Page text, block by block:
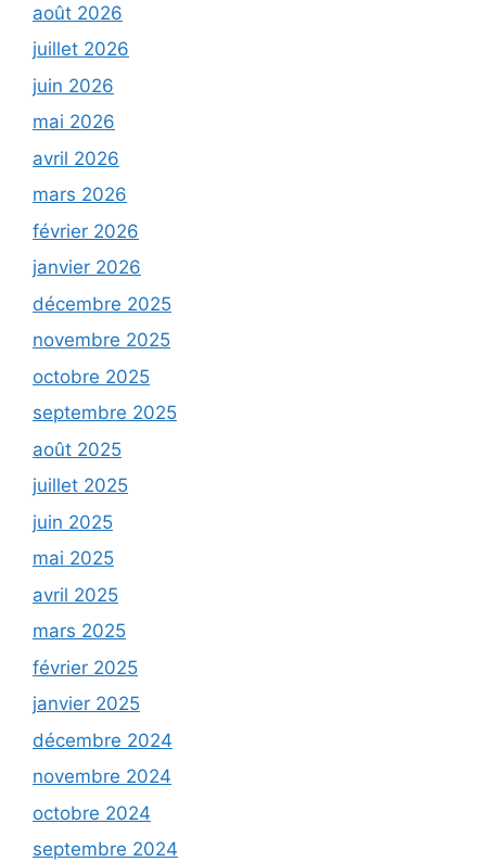
août 2026
juillet 2026
juin 2026
mai 2026
avril 2026
mars 2026
février 2026
janvier 2026
décembre 2025
novembre 2025
octobre 2025
septembre 2025
août 2025
juillet 2025
juin 2025
mai 2025
avril 2025
mars 2025
février 2025
janvier 2025
décembre 2024
novembre 2024
octobre 2024
septembre 2024